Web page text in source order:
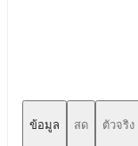
ข้อมูล สด ตัวจริง